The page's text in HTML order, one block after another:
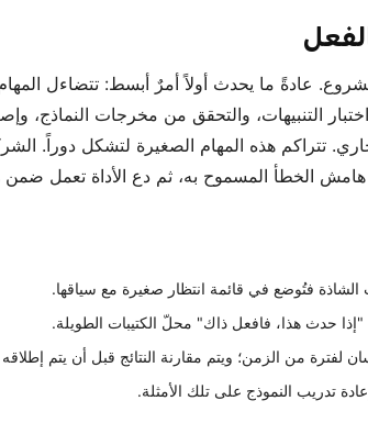
عادةً ما يحدث أولاً أمرٌ أبسط: تتضاءل
التنبيهات، والتحقق من مخرجات النماذج،
تتراكم هذه المهام الصغيرة لتشكل دوراً.
الخطأ المسموح به، ثم دع الأداة تعمل ضمن
الشاذة فتُوضع في قائمة انتظار صغيرة مع سياقها.
"إذا حدث هذا، فافعل ذاك" محلّ الكتيبات الطويلة.
لفترة من الزمن؛ ويتم مقارنة النتائج قبل أن يتم
تدريب النموذج على تلك الأمثلة.